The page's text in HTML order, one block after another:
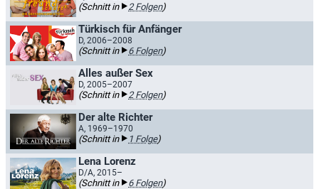
(Schnitt in 2 Folgen)
Türkisch für Anfänger
D, 2006–2008
(Schnitt in 6 Folgen)
Alles außer Sex
D, 2005–2007
(Schnitt in 2 Folgen)
Der alte Richter
A, 1969–1970
(Schnitt in 1 Folge)
Lena Lorenz
D/A, 2015–
(Schnitt in 6 Folgen)